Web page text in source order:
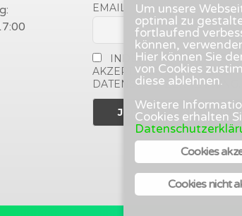
EMAIL
INDEM DU FORTFÄHRST,
AKZEPTIERST DU UNSERE
DATENSCHUTZERKLÄRUNG.
Um unsere
optimal zu
fortlaufend
können,
Hier können Sie
von Cookies
diese ablehnen.
Weitere
Cookies erhalten
Cookies
Cookies nicht